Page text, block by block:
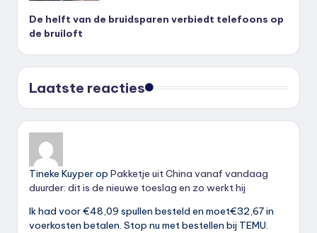
De helft van de bruidsparen verbiedt telefoons op
de bruiloft
Laatste reacties
Tineke Kuyperop Pakketje uit China vanaf vandaag
duurder: dit is de nieuwe toeslag en zo werkt hij
Ik had voor €48,09 spullen besteld en moet€32,67 in
voerkosten betalen. Stop nu met bestellen bij TEMU.